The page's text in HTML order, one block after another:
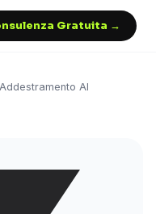
Gratuita →
Addestramento AI